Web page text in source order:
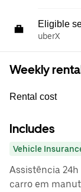
Eligible
uberX
Weekly
Rental cost
Includes
Vehicle
Assistência
carro em